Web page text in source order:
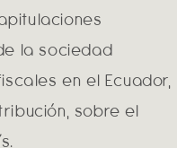
la sociedad
en el Ecuador,
sobre el